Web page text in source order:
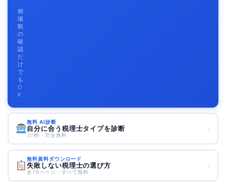
相
場
観
の
確
認
だ
け
で
も
O
K
無料 AI診断
自分に合う税理士タイプを診断
30秒・完全無料
›
無料資料ダウンロード
失敗しない税理士の選び方
全78ページ・すべて無料
›